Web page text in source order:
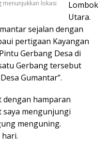
lokasi
Lombok
Utara.
sejalan dengan
pertigaan Kayangan
Gerbang Desa di
Gerbang tersebut
Gumantar”.
dengan hamparan
saya mengunjungi
menguning.